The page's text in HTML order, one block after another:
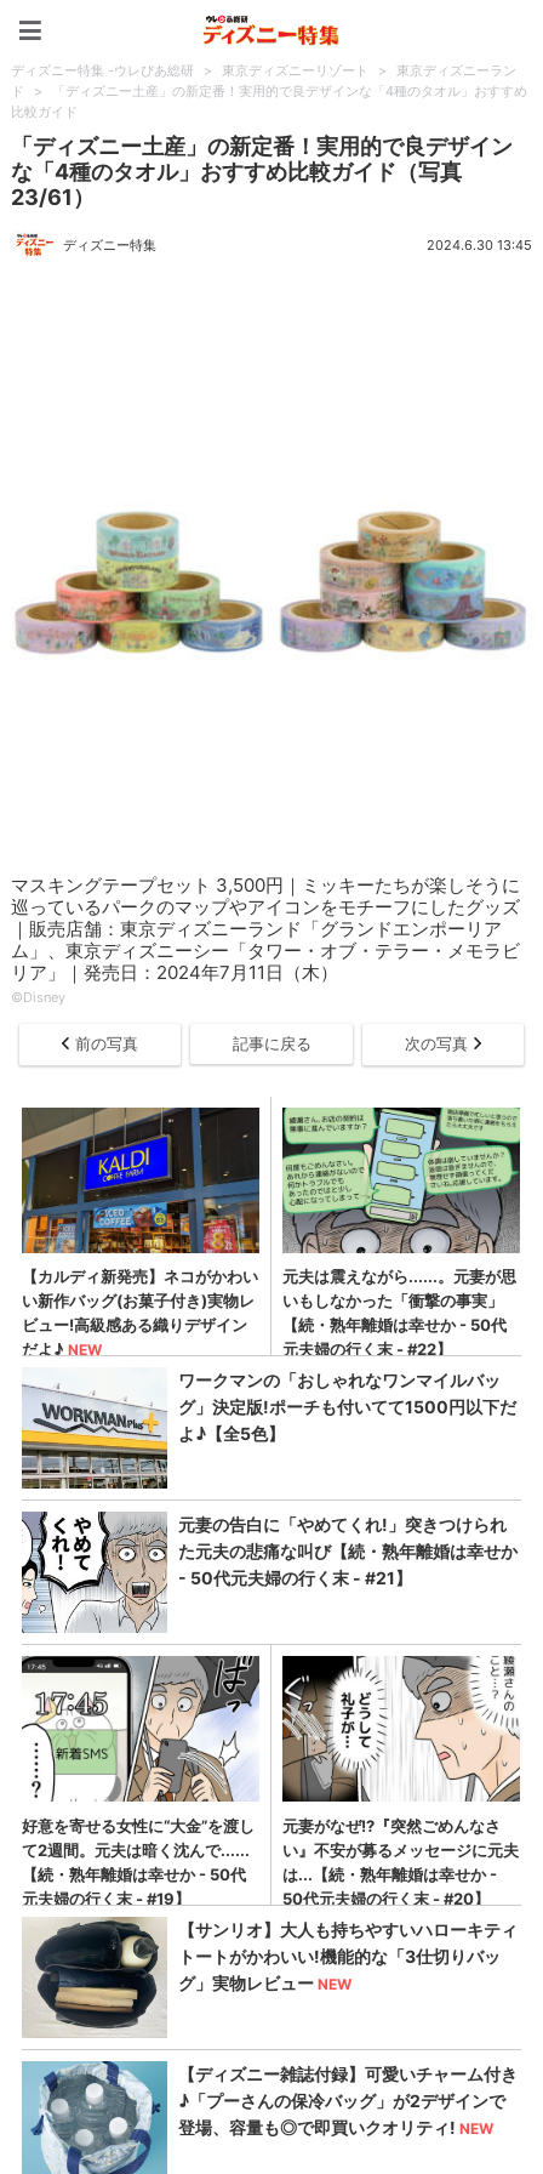
ディズニー特集 -ウレぴあ総研 > 東京ディズニーリゾート >
東京ディズニーラン
ド
>
「ディズニー土産」の新定番！実用的で良デザインな「4種のタオル」おすすめ
比較ガイド
「ディズニー土産」の新定番！実用的で良デザイン
な「4種のタオル」おすすめ比較ガイド（写真
23/61）
ディズニー特集 2024.6.30 13:45
マスキングテープセット 3,500円｜ミッキーたちが楽しそうに
巡っているパークのマップやアイコンをモチーフにしたグッズ
｜販売店舗：東京ディズニーランド「グランドエンポーリア
ム」、東京ディズニーシー「タワー・オブ・テラー・メモラビ
リア」｜発売日：2024年7月11日（木）
©Disney
前の写真 記事に戻る 次の写真